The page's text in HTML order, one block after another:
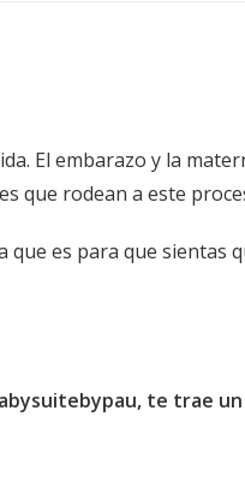
El embarazo y la
que rodean a este
es para que sientas
te trae